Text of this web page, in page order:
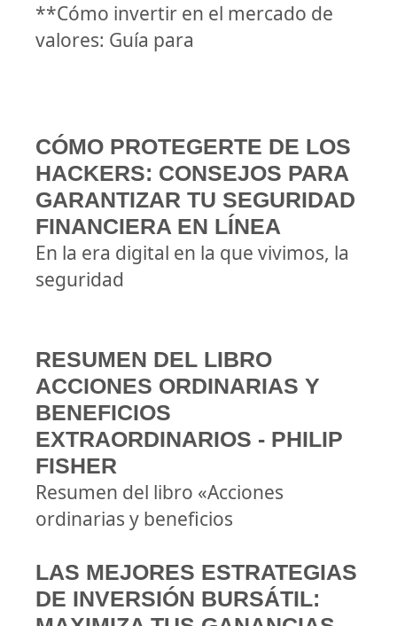
**Cómo invertir en el mercado de
valores: Guía para
CÓMO PROTEGERTE DE LOS
HACKERS: CONSEJOS PARA
GARANTIZAR TU SEGURIDAD
FINANCIERA EN LÍNEA
En la era digital en la que vivimos, la
seguridad
RESUMEN DEL LIBRO
ACCIONES ORDINARIAS Y
BENEFICIOS
EXTRAORDINARIOS - PHILIP
FISHER
Resumen del libro «Acciones
ordinarias y beneficios
LAS MEJORES ESTRATEGIAS
DE INVERSIÓN BURSÁTIL: